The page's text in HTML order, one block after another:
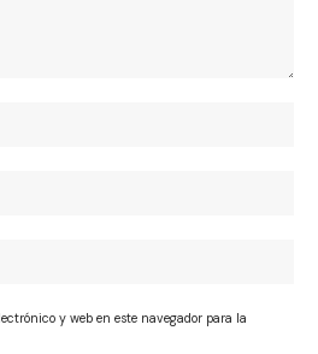
y web en este navegador para la